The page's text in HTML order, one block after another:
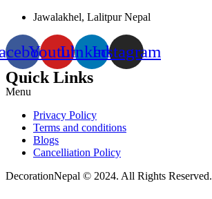
Jawalakhel, Lalitpur Nepal
YoutubeLinkedinInstagram
Quick Links
Menu
Privacy Policy
Terms and conditions
Blogs
Cancelliation Policy
DecorationNepal © 2024. All Rights Reserved.